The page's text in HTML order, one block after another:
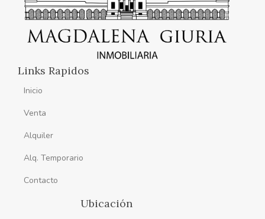
Links Rapidos
Inicio
Venta
Alquiler
Alq. Temporario
Contacto
Ubicación